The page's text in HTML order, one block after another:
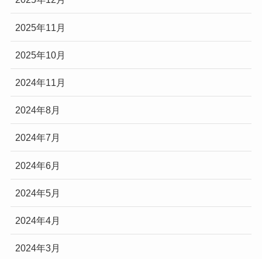
2025年11月
2025年10月
2024年11月
2024年8月
2024年7月
2024年6月
2024年5月
2024年4月
2024年3月